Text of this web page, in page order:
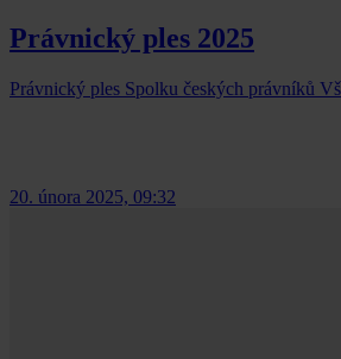
Právnický ples 2025
Právnický ples Spolku českých právníků
20. února 2025, 09:32